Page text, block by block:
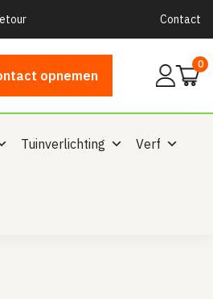
Contact
opnemen
Mijn
0
Tuinverlichting Verf